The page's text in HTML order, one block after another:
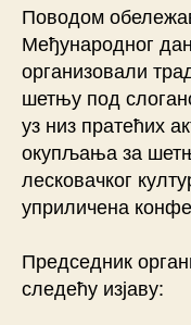
Поводом
Међународног
организовали
шетњу под
уз низ пратећих
окупљања за
лесковачког
уприличена
Председник
следећу изјаву: